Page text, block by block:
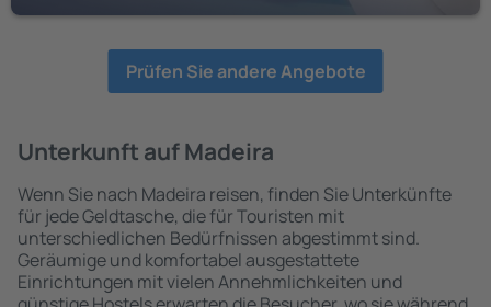
Prüfen Sie andere Angebote
Unterkunft auf Madeira
Wenn Sie nach Madeira reisen, finden Sie Unterkünfte
für jede Geldtasche, die für Touristen mit
unterschiedlichen Bedürfnissen abgestimmt sind.
Geräumige und komfortabel ausgestattete
Einrichtungen mit vielen Annehmlichkeiten und